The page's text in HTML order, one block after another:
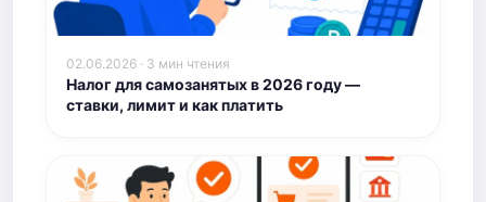
02.06.2026 · 3 мин чтения
Налог для самозанятых в 2026 году —
ставки, лимит и как платить